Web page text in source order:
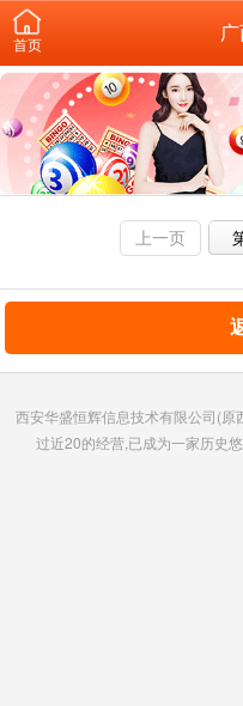
首页
上一页
西安华盛恒辉信息技术有限公司(
过近20的经营,已成为一家历史